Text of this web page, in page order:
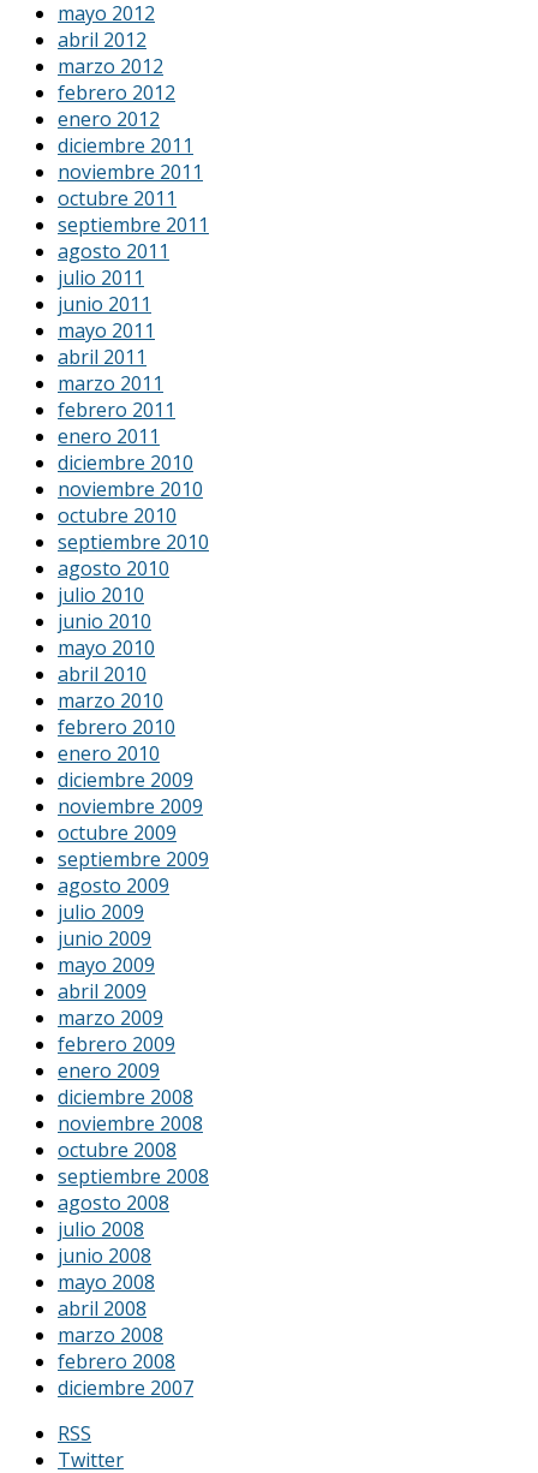
mayo 2012
abril 2012
marzo 2012
febrero 2012
enero 2012
diciembre 2011
noviembre 2011
octubre 2011
septiembre 2011
agosto 2011
julio 2011
junio 2011
mayo 2011
abril 2011
marzo 2011
febrero 2011
enero 2011
diciembre 2010
noviembre 2010
octubre 2010
septiembre 2010
agosto 2010
julio 2010
junio 2010
mayo 2010
abril 2010
marzo 2010
febrero 2010
enero 2010
diciembre 2009
noviembre 2009
octubre 2009
septiembre 2009
agosto 2009
julio 2009
junio 2009
mayo 2009
abril 2009
marzo 2009
febrero 2009
enero 2009
diciembre 2008
noviembre 2008
octubre 2008
septiembre 2008
agosto 2008
julio 2008
junio 2008
mayo 2008
abril 2008
marzo 2008
febrero 2008
diciembre 2007
RSS
Twitter